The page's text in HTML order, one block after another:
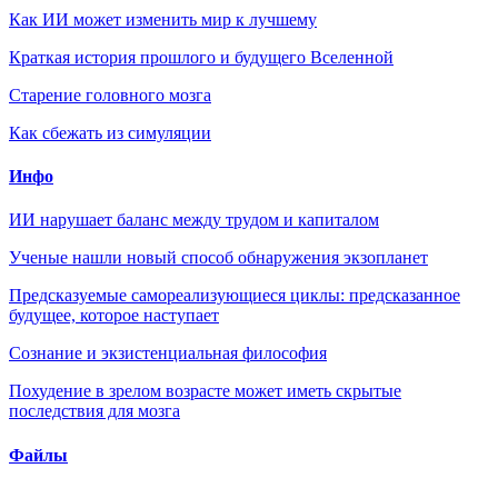
Как ИИ может изменить мир к лучшему
Краткая история прошлого и будущего Вселенной
Старение головного мозга
Как сбежать из симуляции
Инфо
ИИ нарушает баланс между трудом и капиталом
Ученые нашли новый способ обнаружения экзопланет
Предсказуемые самореализующиеся циклы: предсказанное
будущее, которое наступает
Сознание и экзистенциальная философия
Похудение в зрелом возрасте может иметь скрытые
последствия для мозга
Файлы